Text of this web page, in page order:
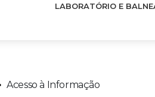
LABORATÓRIO E
Acesso à Informação